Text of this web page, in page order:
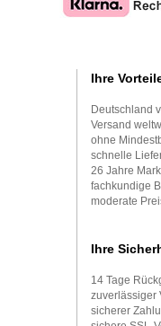
Ihre
Deutschland
Versand
ohne
schnelle
26 Jahre
fachkundige
moderate
Ihre
14 Tage
zuverlässiger
sicherer